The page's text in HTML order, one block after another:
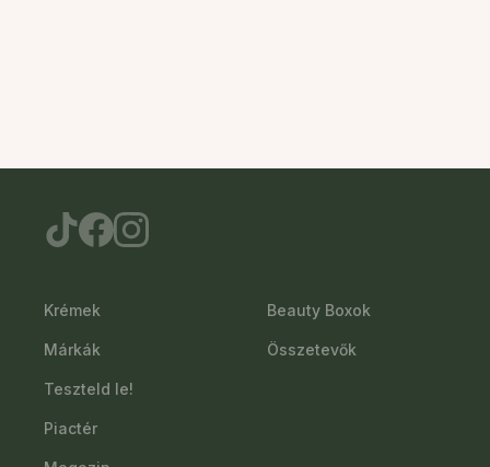
Krémek
Márkák
Teszteld le!
Piactér
Beauty Boxok
Összetevők